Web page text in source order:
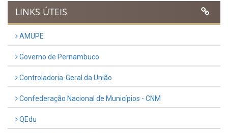
LINKS ÚTEIS
AMUPE
Governo de Pernambuco
Controladoria-Geral da União
Confederação Nacional de Municípios - CNM
QEdu